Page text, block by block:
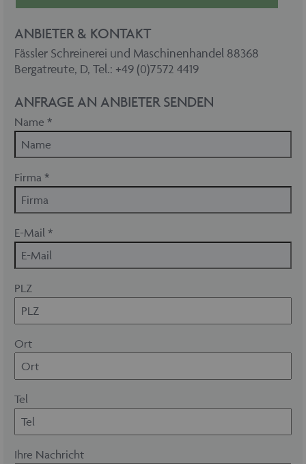
ANBIETER & KONTAKT
Fässler Schreinerei und Maschinenhandel 88368
Bergatreute, D, Tel.: +49 (0)7572 4419
ANFRAGE AN ANBIETER SENDEN
Name *
Firma *
E-Mail *
PLZ
Ort
Tel
Ihre Nachricht